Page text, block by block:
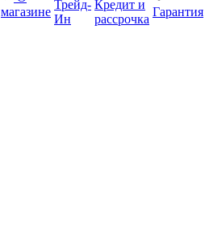
магазине
Трейд-
Ин
Кредит и
рассрочка
Гарантия